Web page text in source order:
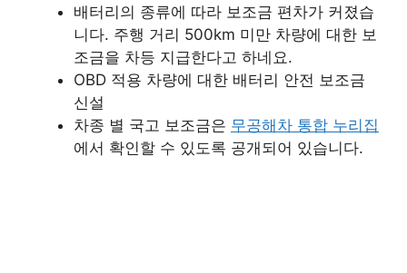
배터리의 종류에 따라 보조금 편차가 커졌습
니다. 주행 거리 500km 미만 차량에 대한 보
조금을 차등 지급한다고 하네요.
OBD 적용 차량에 대한 배터리 안전 보조금
신설
차종 별 국고 보조금은 무공해차 통합 누리집
에서 확인할 수 있도록 공개되어 있습니다.